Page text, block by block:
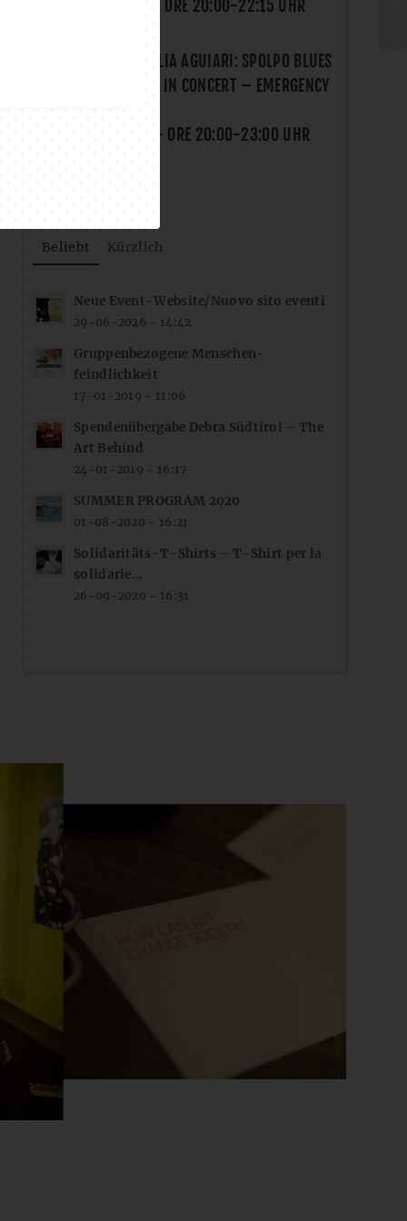
FR., 21.08.2026
- ORE 20:00-22:15 UHR
IN MEMORIAM DELIA AGUIARI: SPOLPO BLUES
BAND & RED HAZE IN CONCERT – EMERGENCY
- ORE 20:00-23:00 UHR
Beliebt Kürzlich
Neue Event-Website/Nuovo sito eventi
29-06-2026 - 14:42
Gruppenbezogene Menschen-
feindlichkeit
17-01-2019 - 11:06
Spendenübergabe Debra Südtirol – The
Art Behind
24-01-2019 - 16:17
SUMMER PROGRAM 2020
01-08-2020 - 16:21
Solidaritäts-T-Shirts – T-Shirt per la
solidarie...
26-09-2020 - 16:31